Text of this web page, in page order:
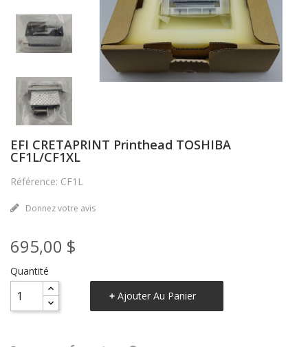
EFI CRETAPRINT Printhead TOSHIBA
CF1L/CF1XL
Référence: CF1L
Donnez votre avis
695,00 $
Quantité
Ajouter Au Panier